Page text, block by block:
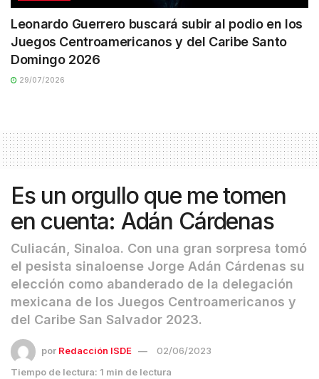
Leonardo Guerrero buscará subir al podio en los
Juegos Centroamericanos y del Caribe Santo
Domingo 2026
29/07/2026
Es un orgullo que me tomen
en cuenta: Adán Cárdenas
Culiacán, Sinaloa. Con una gran sorpresa tomó
el pesista sinaloense Jorge Adán Cárdenas su
elección como abanderado de la delegación
mexicana de los Juegos Centroamericanos y
del Caribe San Salvador 2023.
por Redacción ISDE
02/06/2023
Tiempo de lectura: 1 min de lectura